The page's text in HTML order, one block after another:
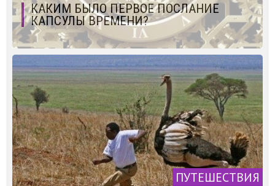
КАКИМ БЫЛО ПЕРВОЕ ПОСЛАНИЕ
КАПСУЛЫ ВРЕМЕНИ?
ПУТЕШЕСТВИЯ